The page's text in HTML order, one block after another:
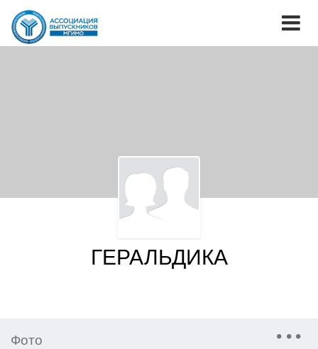
ГЕРАЛЬДИКА
Фото